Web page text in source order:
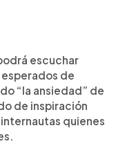
escuchar
esperados de
“la ansiedad” de
de inspiración
quienes